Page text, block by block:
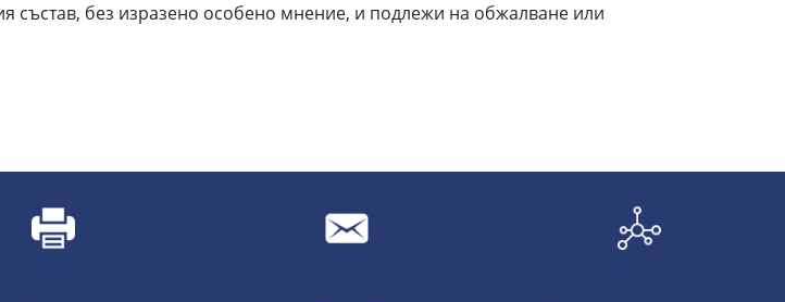
състав, без изразено особено мнение, и подлежи на обжалване или